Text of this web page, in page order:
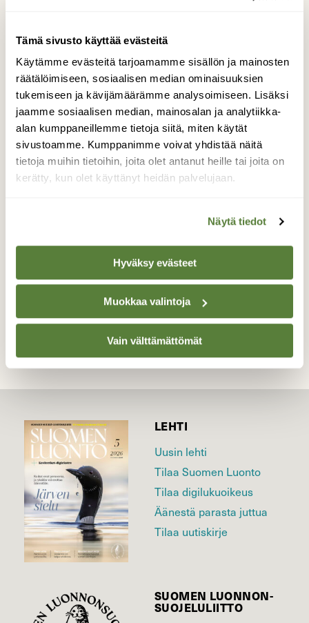
Tämä sivusto käyttää evästeitä
Käytämme evästeitä tarjoamamme sisällön ja mainosten
räätälöimiseen, sosiaalisen median ominaisuuksien
tukemiseen ja kävijämäärämme analysoimiseen. Lisäksi
jaamme sosiaalisen median, mainosalan ja analytiikka-
alan kumppaneillemme tietoja siitä, miten käytät
sivustoamme. Kumppanimme voivat yhdistää näitä
tietoja muihin tietoihin, joita olet antanut heille tai joita on
kerätty, kun olet käyttänyt heidän palvelujaan.
Näytä tiedot
Hyväksy evästeet
Muokkaa valintoja
Vain välttämättömät
Vihervarpunen
Tänään oli paljon erilaisia lintuja pihamaalla.
TAKAISIN LISTAAN
LEHTI
Uusin lehti
Tilaa Suomen Luonto
Tilaa digilukuoikeus
Äänestä parasta juttua
Tilaa uutiskirje
SUOMEN LUONNON­
SUOJELU­LIITTO